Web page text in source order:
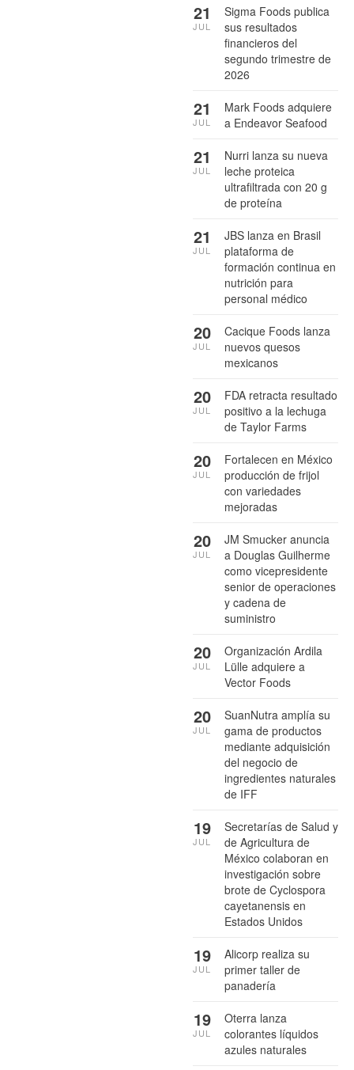
Sigma Foods publica
sus resultados
financieros del
segundo trimestre de
2026
21
JUL
Mark Foods adquiere
a Endeavor Seafood
21
JUL
Nurri lanza su nueva
leche proteica
ultrafiltrada con 20 g
de proteína
21
JUL
JBS lanza en Brasil
plataforma de
formación continua en
nutrición para
personal médico
21
JUL
Cacique Foods lanza
nuevos quesos
mexicanos
20
JUL
FDA retracta resultado
positivo a la lechuga
de Taylor Farms
20
JUL
Fortalecen en México
producción de frijol
con variedades
mejoradas
20
JUL
JM Smucker anuncia
a Douglas Guilherme
como vicepresidente
senior de operaciones
y cadena de
suministro
20
JUL
Organización Ardila
Lülle adquiere a
Vector Foods
20
JUL
SuanNutra amplía su
gama de productos
mediante adquisición
del negocio de
ingredientes naturales
de IFF
20
JUL
Secretarías de Salud y
de Agricultura de
México colaboran en
investigación sobre
brote de Cyclospora
cayetanensis en
Estados Unidos
19
JUL
Alicorp realiza su
primer taller de
panadería
19
JUL
Oterra lanza
colorantes líquidos
azules naturales
19
JUL